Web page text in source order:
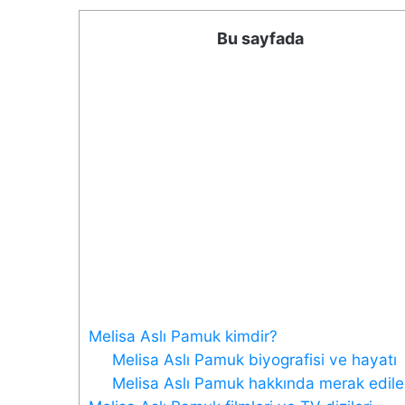
Bu sayfada
Melisa Aslı Pamuk kimdir?
Melisa Aslı Pamuk biyografisi ve hayatı
Melisa Aslı Pamuk hakkında merak